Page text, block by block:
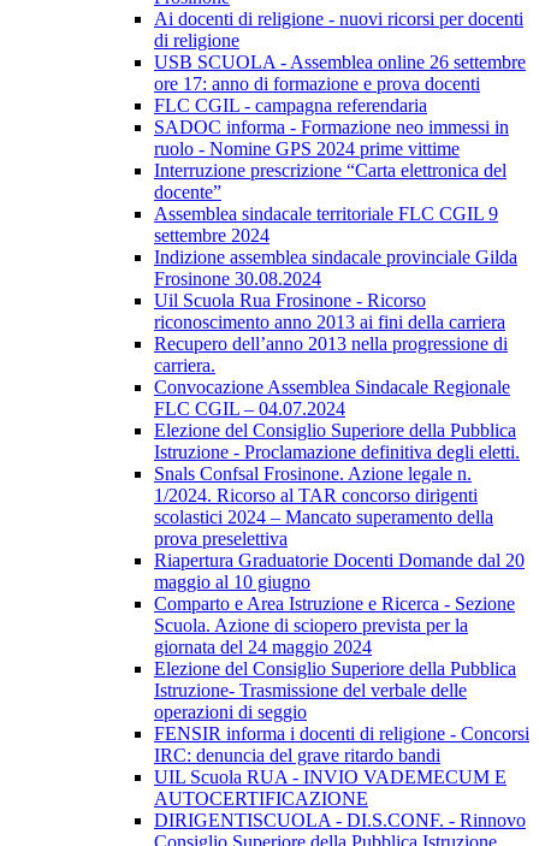
Ai docenti di religione - nuovi ricorsi per docenti
di religione
USB SCUOLA - Assemblea online 26 settembre
ore 17: anno di formazione e prova docenti
FLC CGIL - campagna referendaria
SADOC informa - Formazione neo immessi in
ruolo - Nomine GPS 2024 prime vittime
Interruzione prescrizione “Carta elettronica del
docente”
Assemblea sindacale territoriale FLC CGIL 9
settembre 2024
Indizione assemblea sindacale provinciale Gilda
Frosinone 30.08.2024
Uil Scuola Rua Frosinone - Ricorso
riconoscimento anno 2013 ai fini della carriera
Recupero dell’anno 2013 nella progressione di
carriera.
Convocazione Assemblea Sindacale Regionale
FLC CGIL – 04.07.2024
Elezione del Consiglio Superiore della Pubblica
Istruzione - Proclamazione definitiva degli eletti.
Snals Confsal Frosinone. Azione legale n.
1/2024. Ricorso al TAR concorso dirigenti
scolastici 2024 – Mancato superamento della
prova preselettiva
Riapertura Graduatorie Docenti Domande dal 20
maggio al 10 giugno
Comparto e Area Istruzione e Ricerca - Sezione
Scuola. Azione di sciopero prevista per la
giornata del 24 maggio 2024
Elezione del Consiglio Superiore della Pubblica
Istruzione- Trasmissione del verbale delle
operazioni di seggio
FENSIR informa i docenti di religione - Concorsi
IRC: denuncia del grave ritardo bandi
UIL Scuola RUA - INVIO VADEMECUM E
AUTOCERTIFICAZIONE
DIRIGENTISCUOLA - DI.S.CONF. - Rinnovo